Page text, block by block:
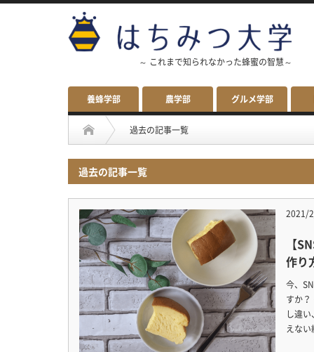
～ これまで知られなかった蜂蜜の智慧～
養蜂学部 農学部 グルメ学部
過去の記事一覧
過去の記事一覧
2021/
【
作り
今、
すか
し違
えな